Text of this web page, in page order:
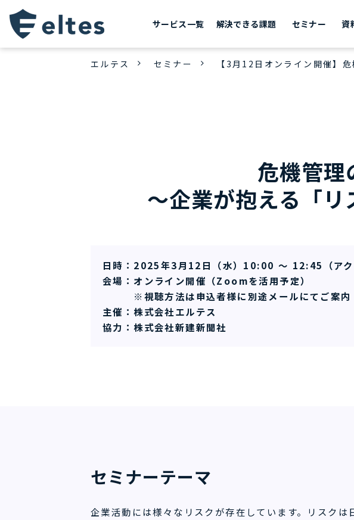
サービス一覧 解決できる課題 セミナー 資
エルテス セミナー 【3月12日オンライン開催】
危機管理
～企業が抱える「
日時：2025年3月12日（水）10:00 ～ 12:45（アク
会場：オンライン開催（Zoomを活用予定）
※視聴方法は申込者様に別途メールにてご案内
主催：株式会社エルテス
協力：株式会社新建新聞社
セミナーテーマ
企業活動には様々なリスクが存在しています。リスク